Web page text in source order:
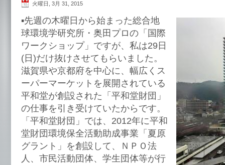
火曜日, 3月 31, 2015
▪︎先週の木曜日から始まった総合地
球環境学研究所・奥田プロの「国際
ワークショップ」ですが、私は29日
(日)だけ抜けさせてもらいました。
滋賀県や京都府を中心に、幅広くス
ーパーマーケットを展開されている
平和堂が創設された「平和堂財団」
の仕事を引き受けていたからです。
「平和堂財団」では、2012年に平和
堂財団環境保全活動助成事業「夏原
グラント」を創設して、ＮＰＯ法
人、市民活動団体、学生団体等が行